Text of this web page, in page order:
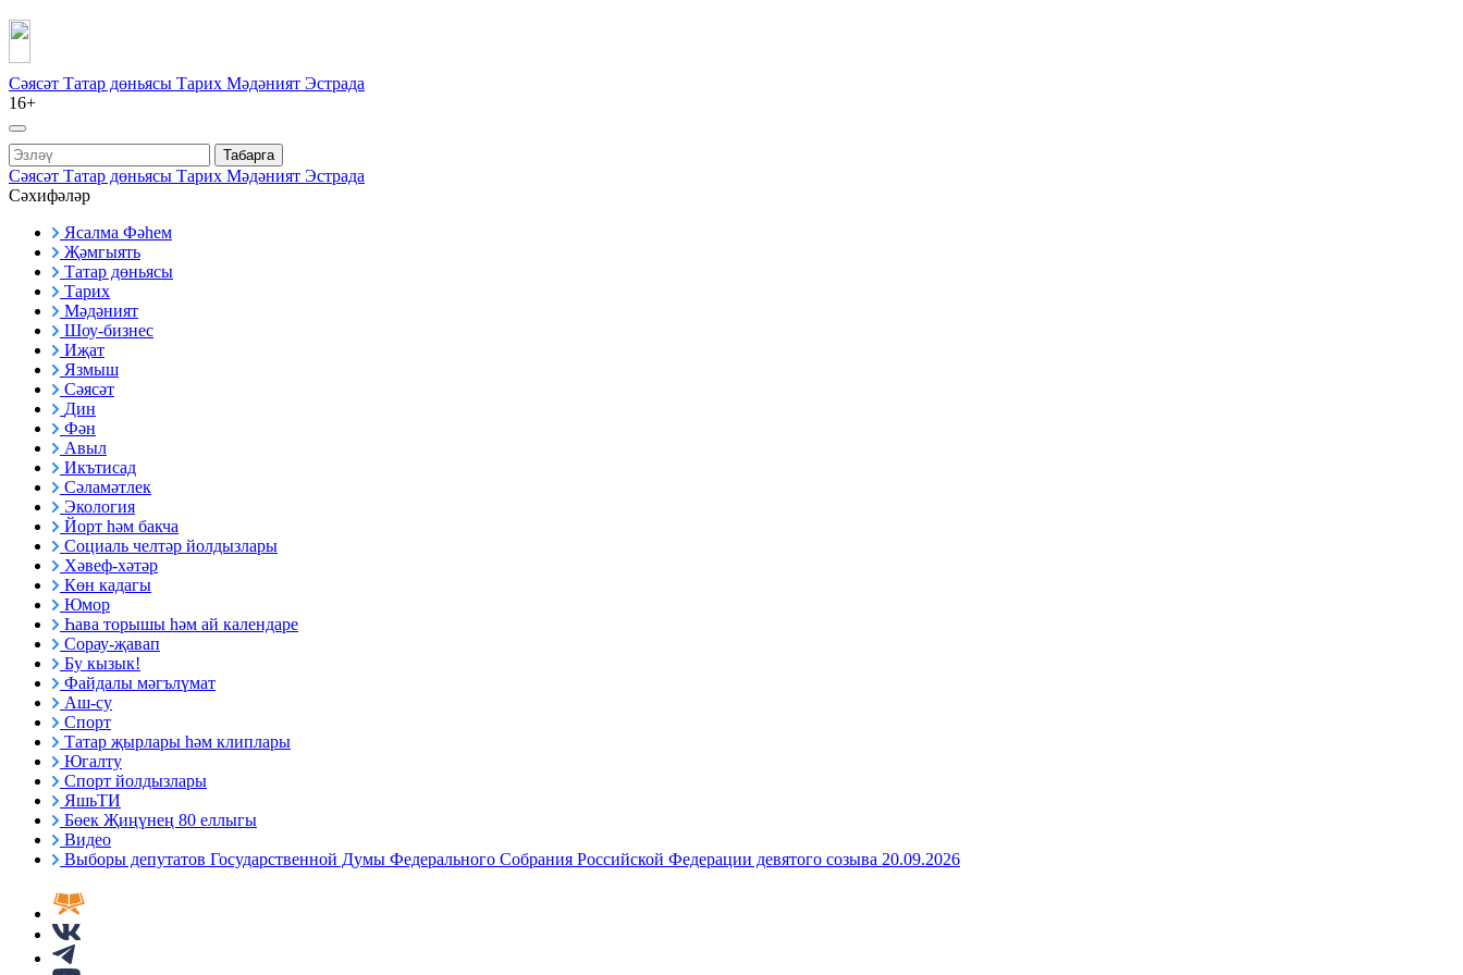
Сәясәт Татар дөньясы Тарих Мәдәният Эстрада
16+
Табарга
Сәясәт Татар дөньясы Тарих Мәдәният Эстрада
Сәхифәләр
Ясалма Фәһем
Җәмгыять
Татар дөньясы
Тарих
Мәдәният
Шоу-бизнес
Иҗат
Язмыш
Сәясәт
Дин
Фән
Авыл
Икътисад
Сәламәтлек
Экология
Йорт һәм бакча
Социаль челтәр йолдызлары
Хәвеф-хәтәр
Көн кадагы
Юмор
Һава торышы һәм ай календаре
Сорау-җавап
Бу кызык!
Файдалы мәгълүмат
Аш-су
Спорт
Татар җырлары һәм клиплары
Югалту
Спорт йолдызлары
ЯшьТИ
Бөек Җиңүнең 80 еллыгы
Видео
Выборы депутатов Государственной Думы Федерального Собрания Российской Федерации девятого созыва 20.09.2026